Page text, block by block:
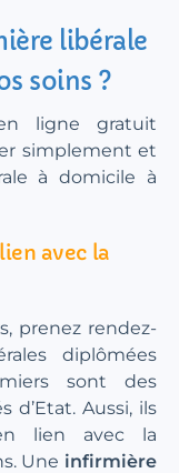
libérale
soins ?
ligne gratuit
simplement et
à domicile à
avec la
prenez rendez-
diplômées
sont des
d’Etat. Aussi, ils
lien avec la
Une infirmière